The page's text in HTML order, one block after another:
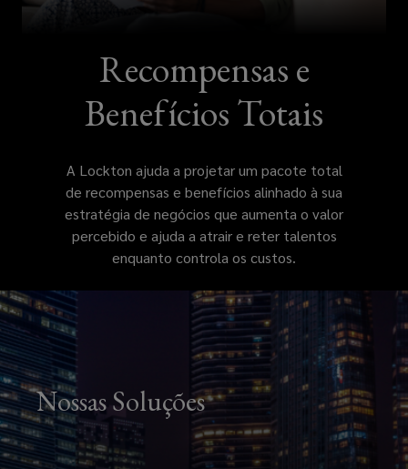
total
recompensas
benefícios
alinhado
sua
estratégia
de
negócios
Recompensas e
Benefícios Totais
A Lockton ajuda a projetar um pacote total
de recompensas e benefícios alinhado à sua
estratégia de negócios que aumenta o valor
percebido e ajuda a atrair e reter talentos
enquanto controla os custos.
Nossas Soluções